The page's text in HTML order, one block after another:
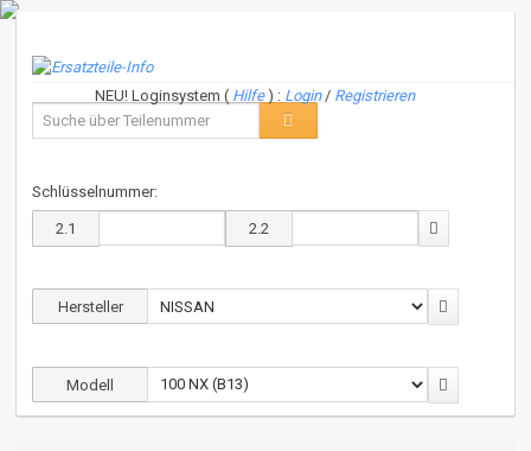
NEU! Loginsystem ( Hilfe) : Login/ Registrieren
Schlüsselnummer:
2.1 2.2
Hersteller
Modell